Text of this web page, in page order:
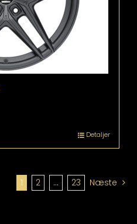
Detaljer
1 2 … 23 Næste